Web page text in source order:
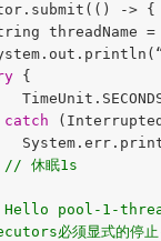
-> {
threadName
{
catch
// 休眠1s
pool-1-
必须显式的停止-